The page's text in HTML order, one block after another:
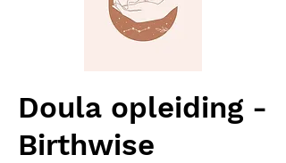
Doula opleiding -
Birthwise